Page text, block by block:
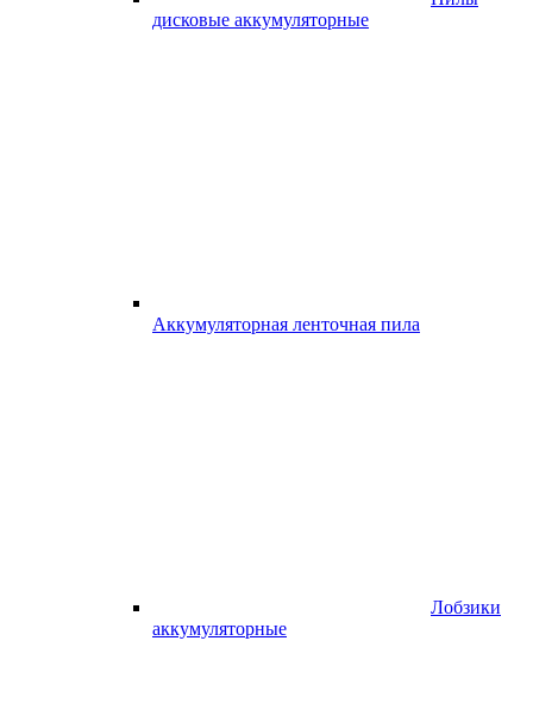
дисковые аккумуляторные
Аккумуляторная ленточная пила
Лобзики
аккумуляторные